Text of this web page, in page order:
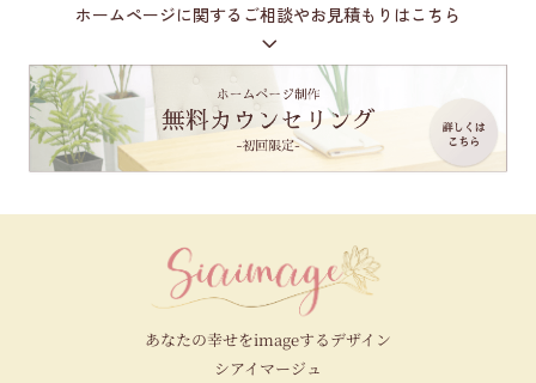
ホームページに関するご相談やお見積もりはこちら
3
あなたの幸せをimageするデザイン
シアイマージュ